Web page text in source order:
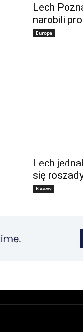
Lech
narobili
Europa
Lech
się
Newsy